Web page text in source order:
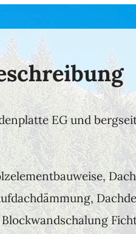
EG und
Blockwandschalung